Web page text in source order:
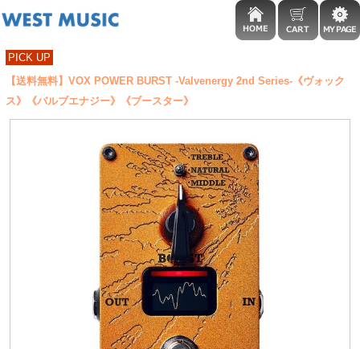
PICK UP
【送料無料】VOX POWER BURST -Valvenergy 2nd Series-《ヴォック
ス》《バルブエナジー》《ブースター》